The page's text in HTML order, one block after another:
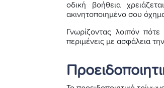
οδική βοήθεια
ακινητοποιημένο σου
Γνωρίζοντας λοιπόν
περιμένεις με ασφάλεια την